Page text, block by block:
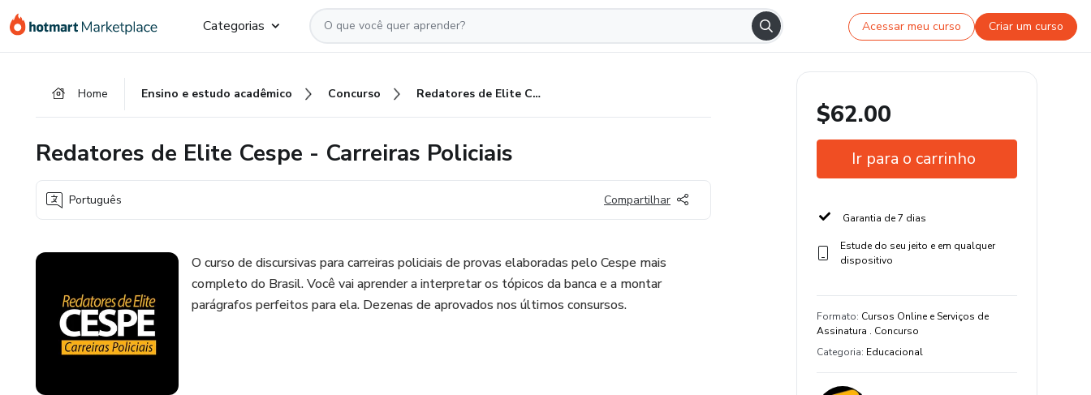
para
para
para
Categorias Acessar meu curso Criar um curso
Home Ensino e estudo acadêmico Concurso Redatores de Elite Cespe - Carreiras Policiais
Redatores de Elite Cespe - Carreiras Policiais
Português Compartilhar
O curso de discursivas para carreiras policiais de provas elaboradas pelo Cespe mais
completo do Brasil. Você vai aprender a interpretar os tópicos da banca e a montar
parágrafos perfeitos para ela. Dezenas de aprovados nos últimos consursos.
$62.00
Ir para o carrinho
Garantia de 7 dias
Estude do seu jeito e em qualquer
dispositivo
Formato: Cursos Online e Serviços de
Assinatura . Concurso
Categoria: Educacional